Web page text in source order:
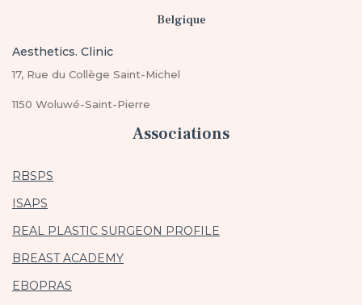
Belgique
Aesthetics. Clinic
17, Rue du Collège Saint-Michel
1150 Woluwé-Saint-Pierre
Associations
RBSPS
ISAPS
REAL PLASTIC SURGEON PROFILE
BREAST ACADEMY
EBOPRAS